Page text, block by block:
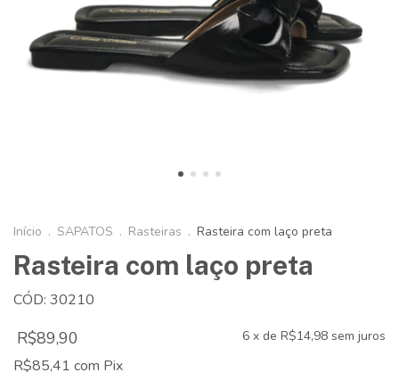
Início . SAPATOS . Rasteiras . Rasteira com laço preta
Rasteira com laço preta
CÓD: 30210
R$89,90 6 x de R$14,98 sem juros
R$85,41 com Pix